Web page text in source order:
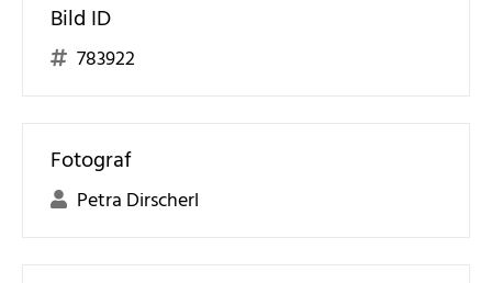
Bild ID
783922
Fotograf
Petra Dirscherl